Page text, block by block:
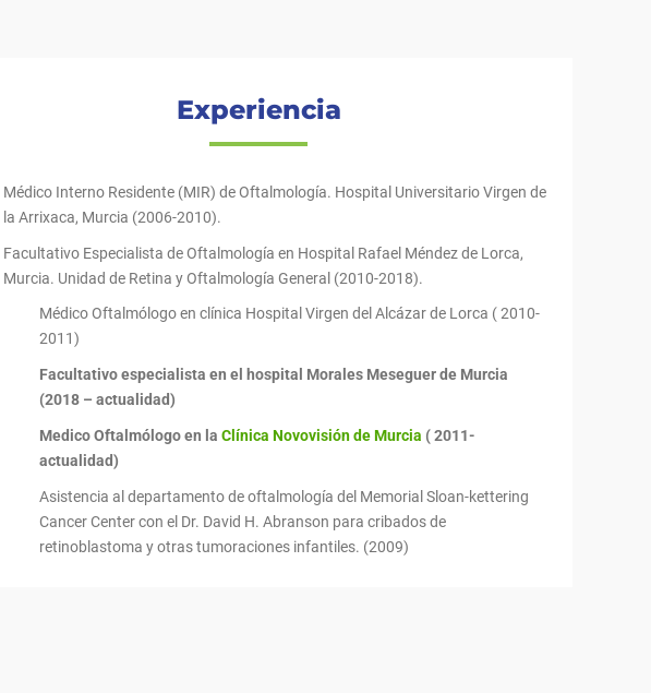
Experiencia
Médico Interno Residente (MIR) de Oftalmología. Hospital Universitario Virgen de
la Arrixaca, Murcia (2006-2010).
Facultativo Especialista de Oftalmología en Hospital Rafael Méndez de Lorca,
Murcia. Unidad de Retina y Oftalmología General (2010-2018).
Médico Oftalmólogo en clínica Hospital Virgen del Alcázar de Lorca ( 2010-
2011)
Facultativo especialista en el hospital Morales Meseguer de Murcia
(2018 – actualidad)
Medico Oftalmólogo en laClínica Novovisión de Murcia ( 2011-
actualidad)
Asistencia al departamento de oftalmología del Memorial Sloan-kettering
Cancer Center con el Dr. David H. Abranson para cribados de
retinoblastoma y otras tumoraciones infantiles. (2009)